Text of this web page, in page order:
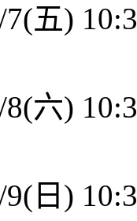
五)
8(六)
9(日)